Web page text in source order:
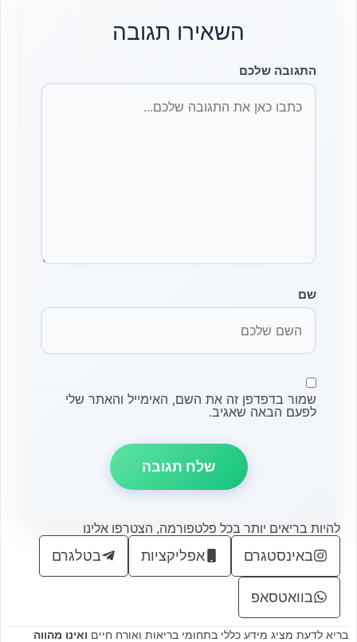
השאירו תגובה
התגובה שלכם
שם
שמור בדפדפן זה את השם, האימייל והאתר שלי
לפעם הבאה שאגיב.
להיות בריאים יותר בכל פלטפורמה, הצטרפו אלינו
באינסטגרם אפליקציות בטלגרם
בוואטסאפ
בריא לדעת מציג מידע כללי בתחומי בריאות ואורח חיים ואינו מהווה